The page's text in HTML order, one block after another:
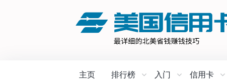
主页 排行榜 入门 信用卡